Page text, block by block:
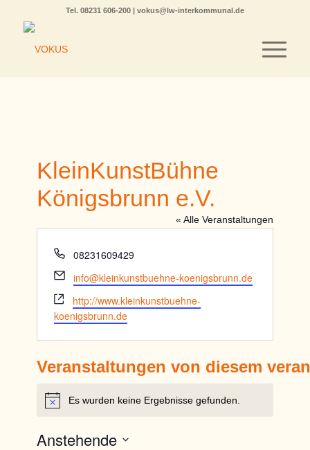
Tel. 08231 606-200 | vokus@lw-interkommunal.de
KleinKunstBühne
Königsbrunn e.V.
« Alle Veranstaltungen
Telefon
08231609429
Email
info@kleinkunstbuehne-koenigsbrunn.de
Webseite
http://www.kleinkunstbuehne-
koenigsbrunn.de
Veranstaltungen von diesem
HinweisEs wurden keine Ergebnisse gefunden.
Anstehende